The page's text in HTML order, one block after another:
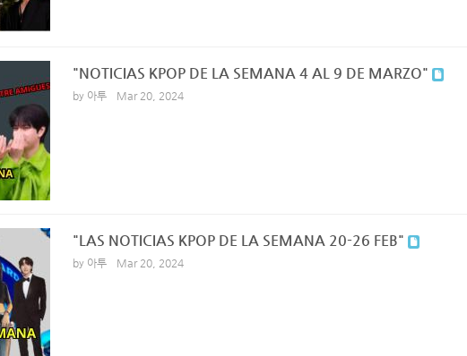
"NOTICIAS KPOP DE LA SEMANA 4 AL 9 DE MARZO"
by 아투 Mar 20, 2024
"LAS NOTICIAS KPOP DE LA SEMANA 20-26 FEB"
by 아투 Mar 20, 2024